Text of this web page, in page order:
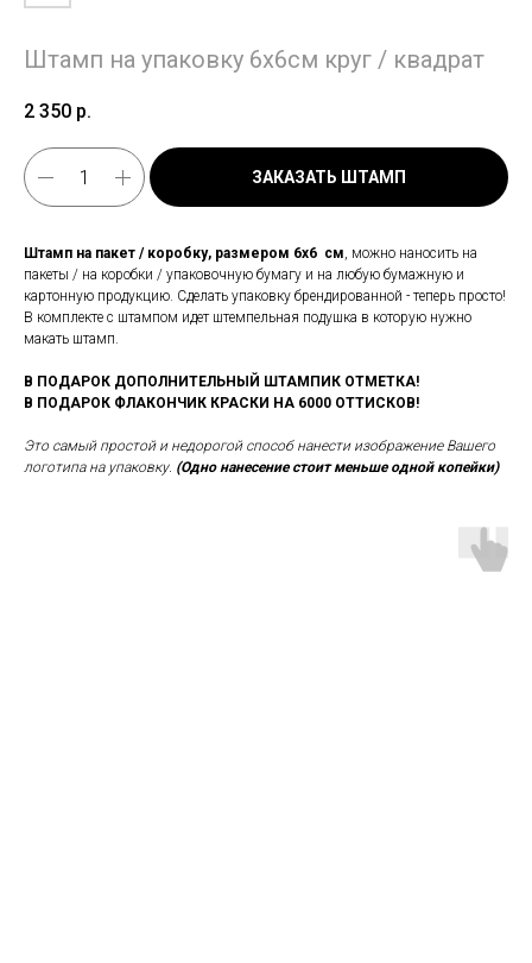
Штамп на упаковку 6х6см круг / квадрат
2 350 р.
ЗАКАЗАТЬ ШТАМП
Штамп на пакет / коробку, размером 6х6 см, можно наносить на
пакеты / на коробки / упаковочную бумагу и на любую бумажную и
картонную продукцию. Сделать упаковку брендированной - теперь просто!
В комплекте с штампом идет штемпельная подушка в которую нужно
макать штамп.
В ПОДАРОК ДОПОЛНИТЕЛЬНЫЙ ШТАМПИК ОТМЕТКА!
В ПОДАРОК ФЛАКОНЧИК КРАСКИ НА 6000 ОТТИСКОВ!
Это самый простой и недорогой способ нанести изображение Вашего
логотипа на упаковку. (Одно нанесение стоит меньше одной копейки)